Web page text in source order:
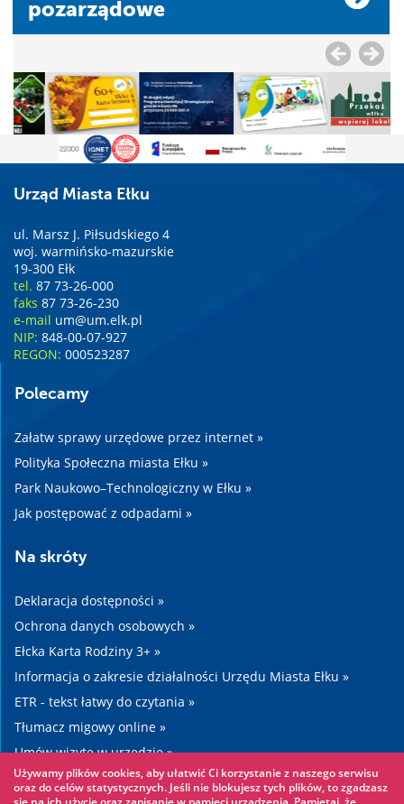
pozarządowe
Urząd Miasta Ełku
ul. Marsz J. Piłsudskiego 4
woj. warmińsko-mazurskie
19-300 Ełk
tel. 87 73-26-000
faks 87 73-26-230
e-mail um@um.elk.pl
NIP: 848-00-07-927
REGON: 000523287
Polecamy
Załatw sprawy urzędowe przez internet »
Polityka Społeczna miasta Ełku »
Park Naukowo–Technologiczny w Ełku »
Jak postępować z odpadami »
Na skróty
Deklaracja dostępności »
Ochrona danych osobowych »
Ełcka Karta Rodziny 3+ »
Informacja o zakresie działalności Urzędu Miasta Ełku »
ETR - tekst łatwy do czytania »
Tłumacz migowy online »
Umów wizytę w urzędzie »
Drogi »
Używamy plików cookies, aby ułatwić Ci korzystanie z naszego serwisu
oraz do celów statystycznych. Jeśli nie blokujesz tych plików, to zgadzasz